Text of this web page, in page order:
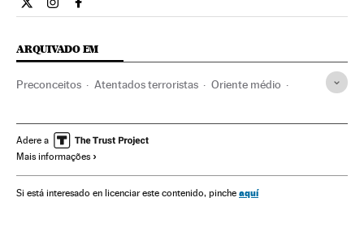
Internacional El País Brasil en Twitter
Internacional El País Brasil en Instagram
Internacional El País Brasil en Facebook
ARQUIVADO EM
Preconceitos Atentados terroristas Oriente médio
Europa Terrorismo Sociedade
Antissemitismo
Atentados com feridos Bélgica Israel Judeus
Adere a
Mais informações
Si está interesado en licenciar este contenido, pinche aquí